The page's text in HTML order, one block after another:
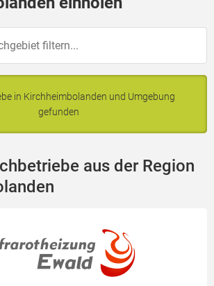
in Kirchheimbolanden und Umgebung
gefunden
aus der Region